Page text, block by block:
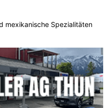
mexikanische Spezialitäten